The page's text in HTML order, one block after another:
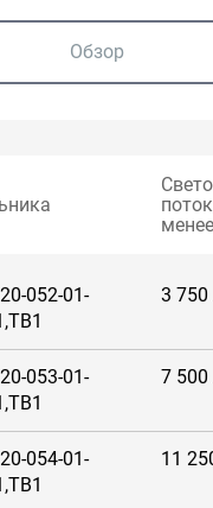
Обзор
менее
052-01-
3
053-01-
7
054-01-
11